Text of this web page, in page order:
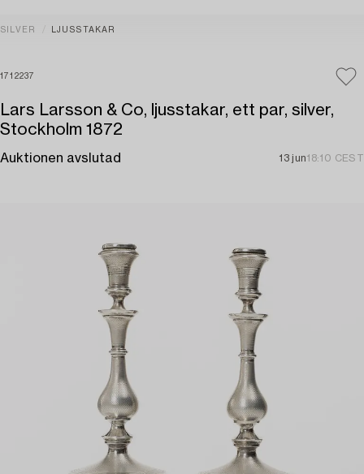
SILVER LJUSSTAKAR
1712237
Lars Larsson & Co, ljusstakar, ett par, silver,
Stockholm 1872
Auktionen avslutad 13 jun18:10 CEST